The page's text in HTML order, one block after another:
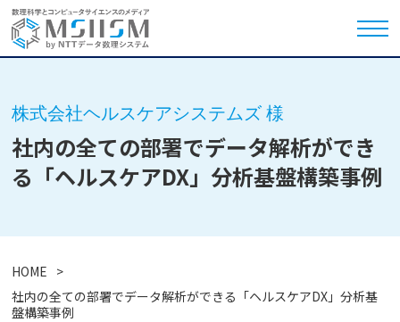
株式会社ヘルスケアシステムズ 様
社内の全ての部署でデータ解析ができ
る「ヘルスケアDX」分析基盤構築事例
HOME
社内の全ての部署でデータ解析ができる「ヘルスケアDX」分析基
盤構築事例